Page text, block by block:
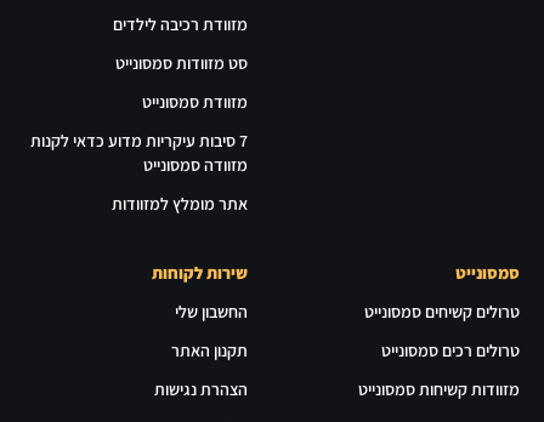
מזוודת רכיבה לילדים
סט מזוודות סמסונייט
מזוודת סמסונייט
7 סיבות עיקריות מדוע כדאי לקנות
מזוודה סמסונייט
אתר מומלץ למזוודות
סמסונייט
טרולים קשיחים סמסונייט
טרולים רכים סמסונייט
מזוודות קשיחות סמסונייט
שירות לקוחות
החשבון שלי
תקנון האתר
הצהרת נגישות